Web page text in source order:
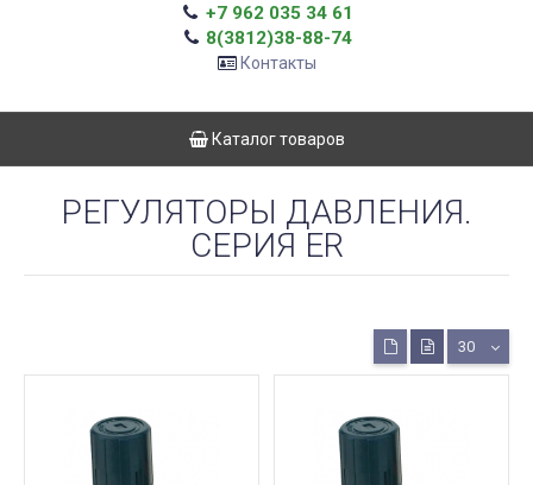
+7 962 035 34 61
8(3812)38-88-74
Контакты
Каталог товаров
РЕГУЛЯТОРЫ ДАВЛЕНИЯ.
СЕРИЯ ER
30